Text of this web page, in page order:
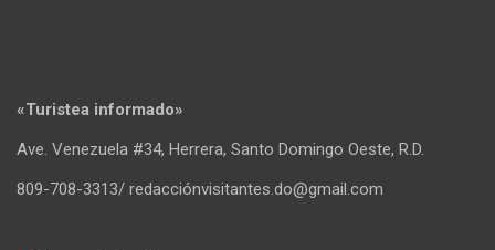
«Turistea informado»
Ave. Venezuela #34, Herrera, Santo Domingo Oeste, R.D.
809-708-3313/ redacciónvisitantes.do@gmail.com